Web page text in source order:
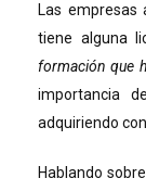
Las
tiene alguna
formación que
importancia
adquiriendo
Hablando